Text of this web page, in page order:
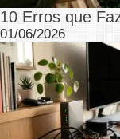
10 Erros que
01/06/2026